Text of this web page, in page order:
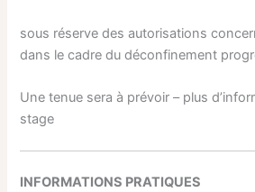
sous réserve des autorisations
dans le cadre du déconfinement
Une tenue sera à prévoir – plus
stage
INFORMATIONS PRATIQUES